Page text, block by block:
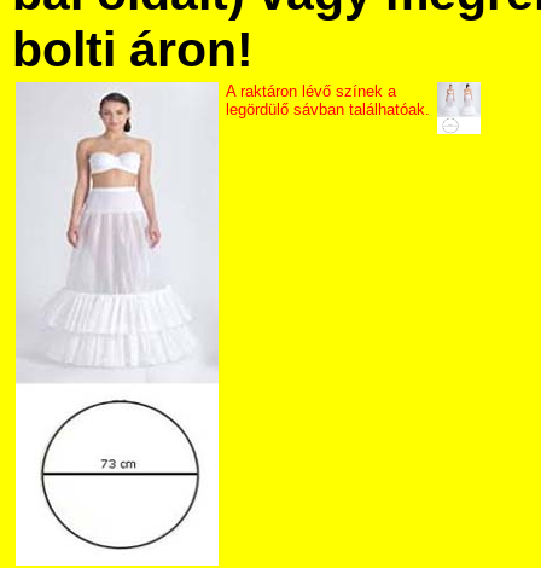
bolti áron!
A raktáron lévő színek a
legördülő sávban találhatóak.